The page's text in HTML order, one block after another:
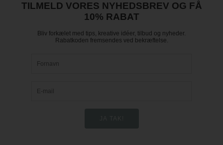
TILMELD VORES NYHEDSBREV OG FÅ
10% RABAT
Bliv forkælet med tips, kreative idéer, tilbud og nyheder.
Rabatkoden fremsendes ved bekræftelse.